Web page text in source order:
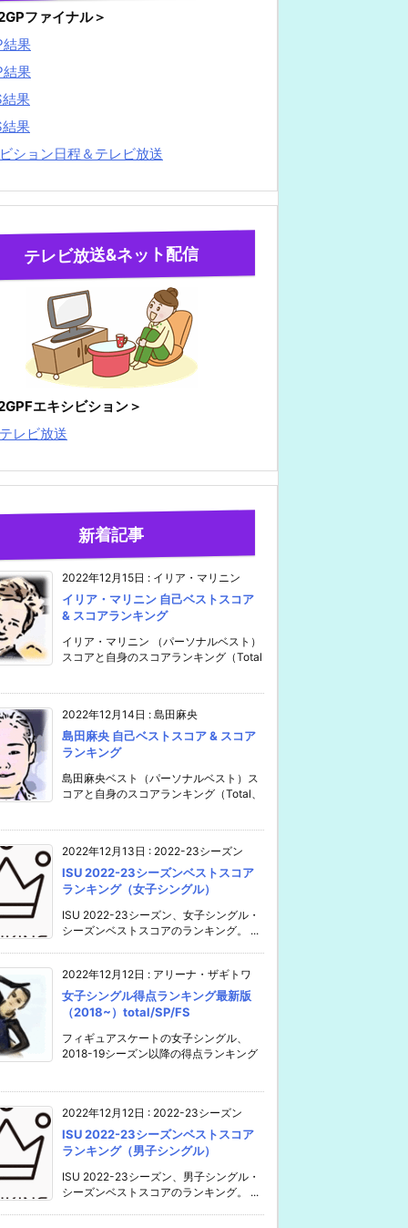
ファイナル＞
結果
結果
果
果
ション日程＆テレビ放送
テレビ放送&ネット配信
エキシビション＞
レビ放送
新着記事
2022年12月15日 : イリア・マリニン
イリア・マリニン 自己ベストスコア
& スコアランキング
イリア・マリニン （パーソナルベスト）
スコアと自身のスコアランキング（Total
2022年12月14日 : 島田麻央
島田麻央 自己ベストスコア & スコア
ランキング
島田麻央ベスト（パーソナルベスト）ス
コアと自身のスコアランキング（Total、
2022年12月13日 : 2022-23シーズン
ISU 2022-23シーズンベストスコア
ランキング（女子シングル）
ISU 2022-23シーズン、女子シングル・
シーズンベストスコアのランキング。 ...
2022年12月12日 : アリーナ・ザギトワ
女子シングル得点ランキング最新版
（2018~）total/SP/FS
フィギュアスケートの女子シングル、
2018-19シーズン以降の得点ランキング
2022年12月12日 : 2022-23シーズン
ISU 2022-23シーズンベストスコア
ランキング（男子シングル）
ISU 2022-23シーズン、男子シングル・
シーズンベストスコアのランキング。 ...